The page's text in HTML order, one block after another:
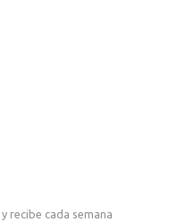
recibe cada semana